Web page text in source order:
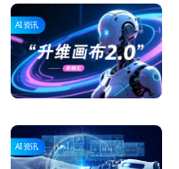
AI资讯
AI资讯